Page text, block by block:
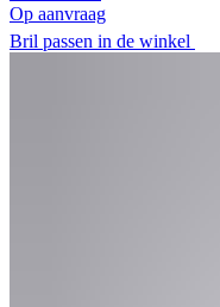
Op aanvraag
Bril passen in de winkel